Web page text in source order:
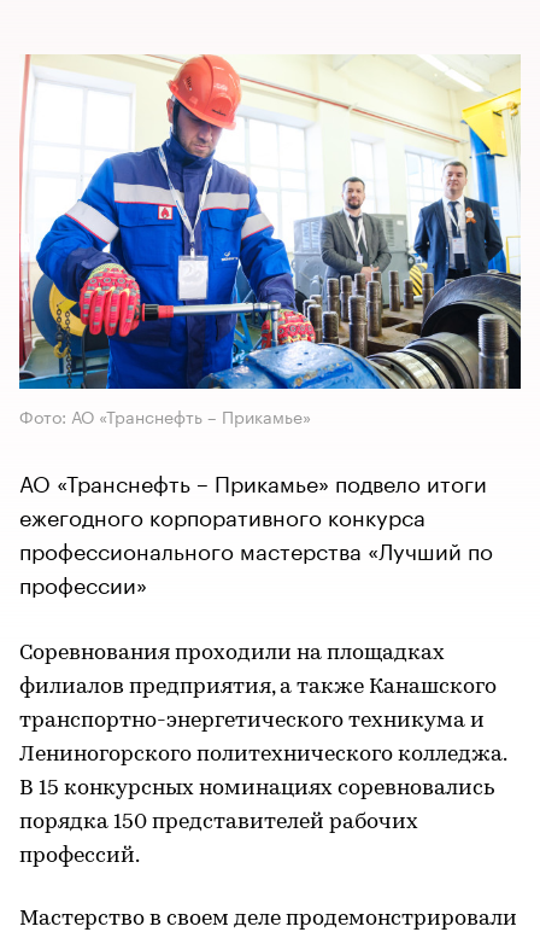
Фото: АО «Транснефть – Прикамье»
АО «Транснефть – Прикамье» подвело итоги
ежегодного корпоративного конкурса
профессионального мастерства «Лучший по
профессии»
Соревнования проходили на площадках
филиалов предприятия, а также Канашского
транспортно-энергетического техникума и
Лениногорского политехнического колледжа.
В 15 конкурсных номинациях соревновались
порядка 150 представителей рабочих
профессий.
Мастерство в своем деле продемонстрировали